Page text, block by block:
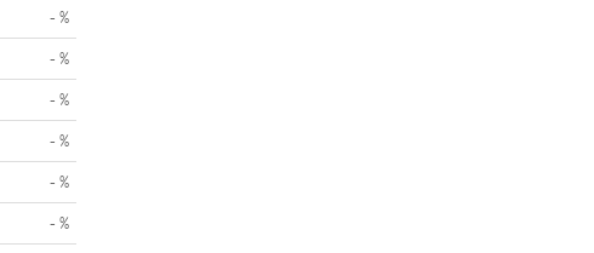
- %
- %
- %
- %
- %
- %